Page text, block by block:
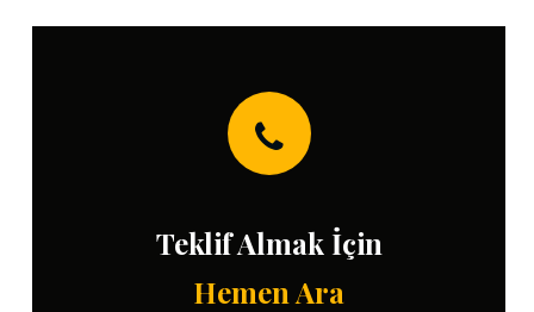
Teklif Almak İçin
Hemen Ara